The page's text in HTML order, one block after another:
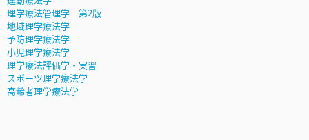
理学療法管理学 第2版
地域理学療法学
予防理学療法学
小児理学療法学
理学療法評価学・実習
スポーツ理学療法学
高齢者理学療法学